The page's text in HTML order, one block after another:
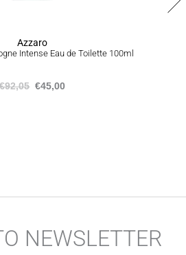
Azzaro
Intense Eau de Toilette 100ml
€92,05 €45,00
NEWSLETTER